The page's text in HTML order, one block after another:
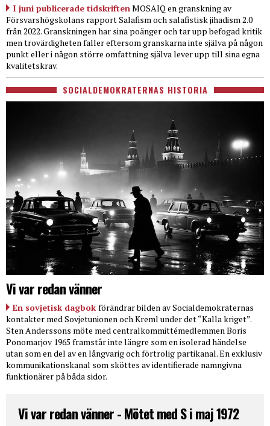
I juni publicerade tidskriftenMOSAIQ en granskning av
Försvarshögskolans rapport Salafism och salafistisk jihadism 2.0
från 2022. Granskningen har sina poänger och tar upp befogad kritik
men trovärdigheten faller eftersom granskarna inte själva på någon
punkt eller i någon större omfattning själva lever upp till sina egna
kvalitetskrav.
SOCIALDEMOKRATERNAS HISTORIA
Vi var redan vänner
En sovjetisk dagbok förändrar bilden av Socialdemokraternas
kontakter med Sovjetunionen och Kreml under det “Kalla kriget”.
Sten Anderssons möte med centralkommittémedlemmen Boris
Ponomarjov 1965 framstår inte längre som en isolerad händelse
utan som en del av en långvarig och förtrolig partikanal. En exklusiv
kommunikationskanal som sköttes av identifierade namngivna
funktionärer på båda sidor.
Vi var redan vänner - Mötet med S i maj 1972